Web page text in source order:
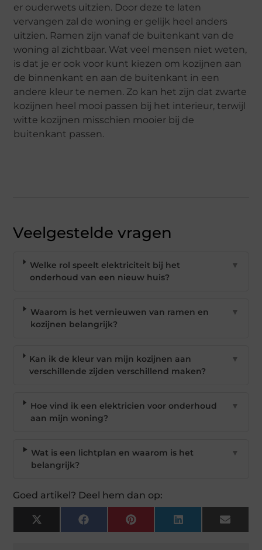
er ouderwets uitzien. Door deze te laten
vervangen zal de woning er gelijk heel anders
uitzien. Ramen zijn vanaf de buitenkant van de
woning al zichtbaar. Wat veel mensen niet weten,
is dat je er ook voor kunt kiezen om kozijnen aan
de binnenkant en aan de buitenkant in een
andere kleur te nemen. Zo kan het zijn dat zwarte
kozijnen heel mooi passen bij het interieur, terwijl
witte kozijnen misschien mooier bij de
buitenkant passen.
Veelgestelde vragen
Welke rol speelt elektriciteit bij het
onderhoud van een nieuw huis?
▼
Waarom is het vernieuwen van ramen en
kozijnen belangrijk?
▼
Kan ik de kleur van mijn kozijnen aan
verschillende zijden verschillend maken?
▼
Hoe vind ik een elektricien voor onderhoud
aan mijn woning?
▼
Wat is een lichtplan en waarom is het
belangrijk?
▼
Goed artikel? Deel hem dan op:
X
(Twitter)
Facebook Pinterest LinkedIn Email